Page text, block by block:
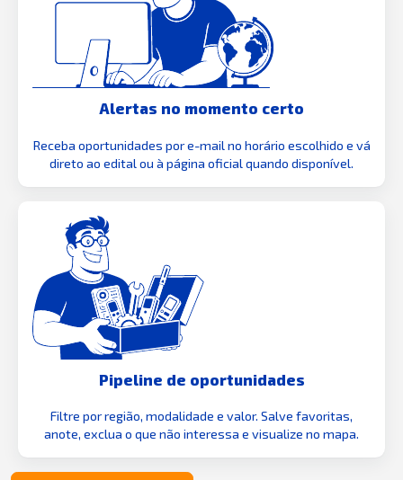
Alertas no momento certo
Receba oportunidades por e-mail no horário escolhido e vá
direto ao edital ou à página oficial quando disponível.
Pipeline de oportunidades
Filtre por região, modalidade e valor. Salve favoritas,
anote, exclua o que não interessa e visualize no mapa.